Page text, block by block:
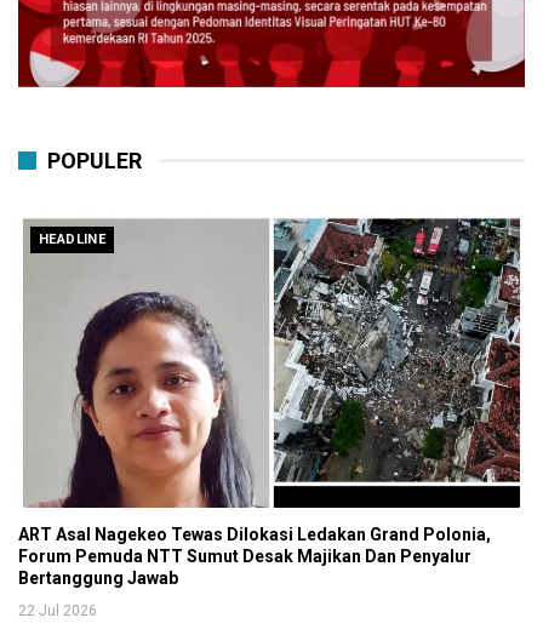
POPULER
HEADLINE
ART Asal Nagekeo Tewas Dilokasi Ledakan Grand Polonia,
Forum Pemuda NTT Sumut Desak Majikan Dan Penyalur
Bertanggung Jawab
22 Jul 2026